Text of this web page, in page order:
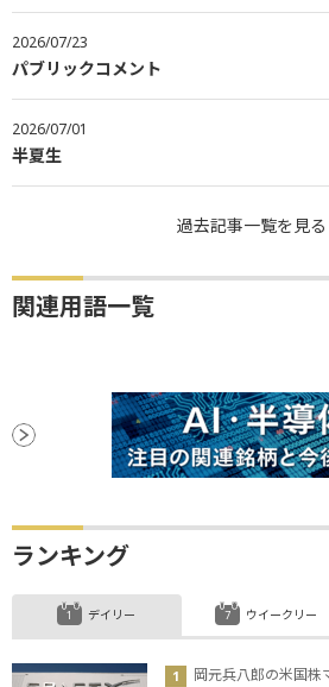
2026/07/23
パブリックコメント
2026/07/01
半夏生
過去記事一覧を見る
関連用語一覧
ランキング
デイリー
岡元兵八郎の米国株
ウイークリー